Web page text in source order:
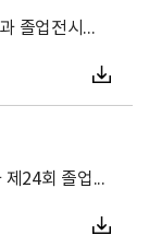
졸업전시회
24회 졸업전시